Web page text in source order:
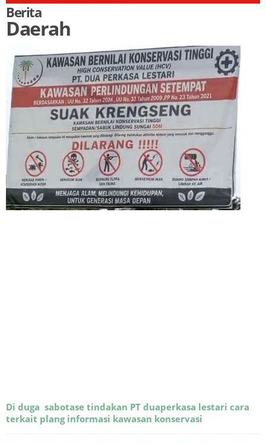
Berita
Daerah
Di duga sabotase tindakan PT duaperkasa lestari cara
terkait plang informasi kawasan konservasi